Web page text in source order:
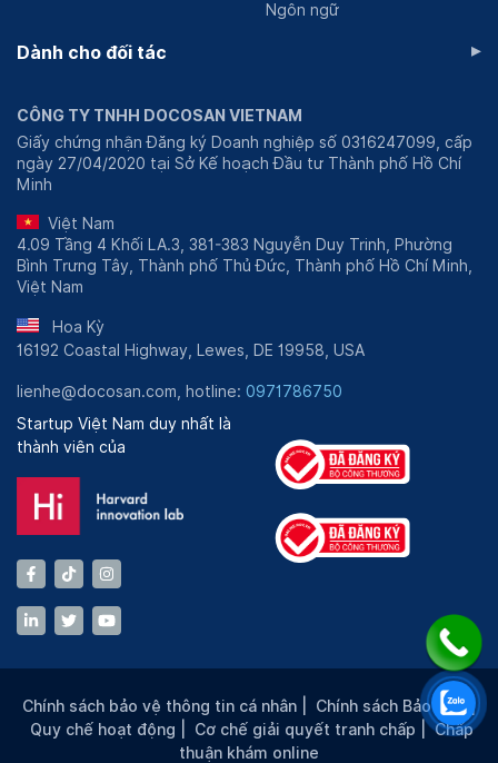
Ngôn ngữ
Dành cho đối tác ▸
CÔNG TY TNHH DOCOSAN VIETNAM
Giấy chứng nhận Đăng ký Doanh nghiệp số 0316247099, cấp
ngày 27/04/2020 tại Sở Kế hoạch Đầu tư Thành phố Hồ Chí
Minh
Việt Nam
4.09 Tầng 4 Khối LA.3, 381-383 Nguyễn Duy Trinh, Phường
Bình Trưng Tây, Thành phố Thủ Đức, Thành phố Hồ Chí Minh,
Việt Nam
Hoa Kỳ
16192 Coastal Highway, Lewes, DE 19958, USA
lienhe@docosan.com, hotline: 0971786750
Startup Việt Nam duy nhất là
thành viên của
Chính sách bảo vệ thông tin cá nhân Chính sách Bảo mật |
Quy chế hoạt động
Cơ chế giải quyết tranh chấp |Chấp
thuận khám online